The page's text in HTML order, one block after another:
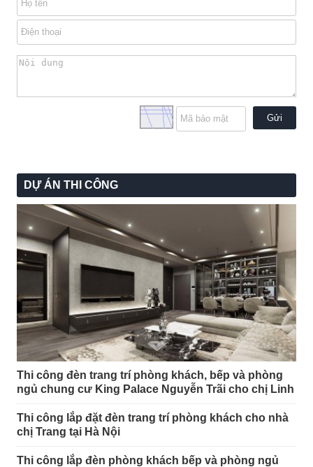
Gửi
DỰ ÁN THI CÔNG
Thi công đèn trang trí phòng khách, bếp và phòng
ngủ chung cư King Palace Nguyễn Trãi cho chị Linh
Thi công lắp đặt đèn trang trí phòng khách cho nhà
chị Trang tại Hà Nội
Thi công lắp đèn phòng khách bếp và phòng ngủ